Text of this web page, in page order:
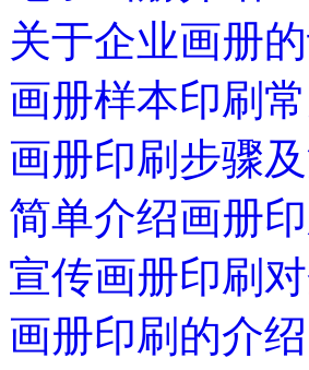
关于企业画册
画册样本印刷
画册印刷步骤
简单介绍画册
宣传画册印刷
画册印刷的介绍